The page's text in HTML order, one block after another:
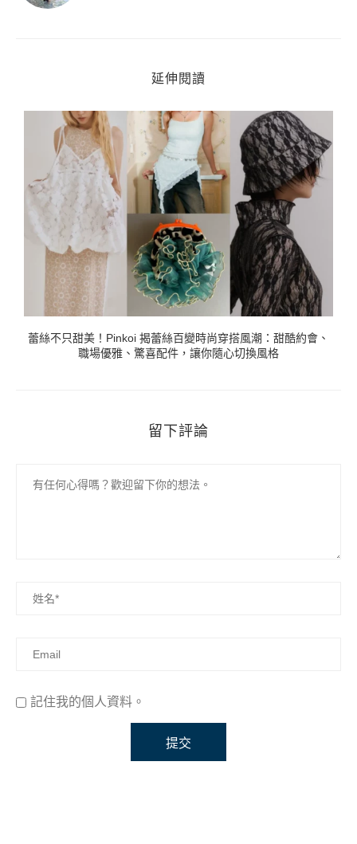
延伸閱讀
蕾絲不只甜美！Pinkoi 揭蕾絲百變時尚穿搭風潮：甜酷約會、
職場優雅、驚喜配件，讓你隨心切換風格
留下評論
記住我的個人資料。